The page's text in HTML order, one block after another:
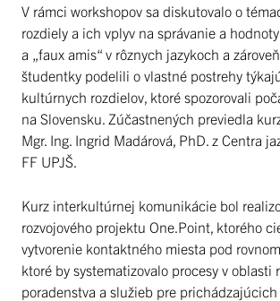
V rámci workshopov sa diskutovalo o
rozdiely a ich vplyv na správanie a
a „faux amis“ v rôznych jazykoch a
študentky podelili o vlastné postrehy
kultúrnych rozdielov, ktoré spozorovali
na Slovensku. Zúčastnených previedla
Mgr. Ing. Ingrid Madárová, PhD. z Centra
FF UPJŠ.
Kurz interkultúrnej komunikácie bol
rozvojového projektu One.Point, ktorého
vytvorenie kontaktného miesta pod
ktoré by systematizovalo procesy v oblasti
poradenstva a služieb pre prichádzajúcich